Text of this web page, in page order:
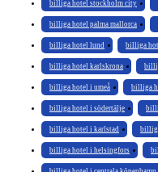
billiga hotel stockholm city
billiga hotel palma mallorca
billiga hotel lund billiga
billiga hotel karlskrona
billiga hotel i umeå billiga
billiga hotel i södertälje
billiga hotel i karlstad
billiga hotel i helsingfors